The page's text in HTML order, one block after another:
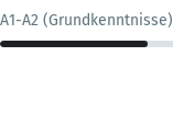
A1-A2 (Grundkenntnisse)